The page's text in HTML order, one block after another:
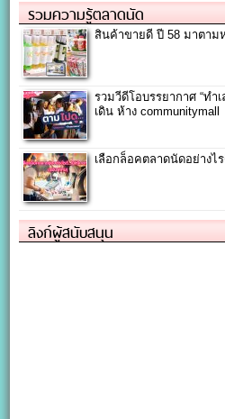
รวมความรู้ตลาดนัด
สินค้าขายดี ปี 58 มาตาม
รวมวีดีโอบรรยากาศ “ท
เดิน ห้าง communitymall
เลือกล็อคตลาดนัดอย่าง
ลิงก์ผู้สนับสนุน